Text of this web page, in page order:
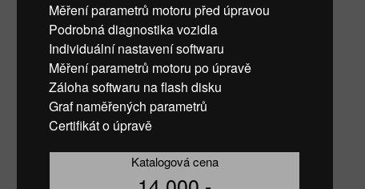
Měření parametrů motoru před úpravou
Podrobná diagnostika vozidla
Individuální nastavení softwaru
Měření parametrů motoru po úpravě
Záloha softwaru na flash disku
Graf naměřených parametrů
Certifikát o úpravě
Katalogová cena